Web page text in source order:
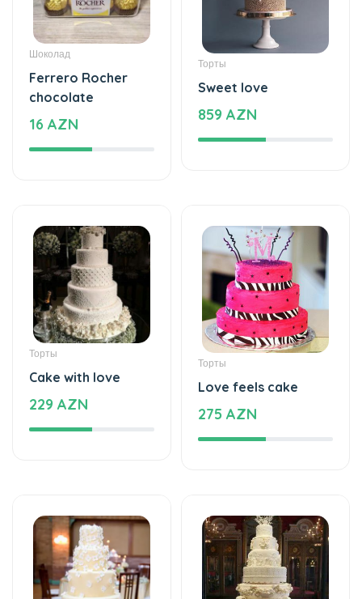
Шоколад
Ferrero Rocher
chocolate
16 AZN
Торты
Sweet love
859 AZN
Торты
Cake with love
229 AZN
Торты
Love feels cake
275 AZN